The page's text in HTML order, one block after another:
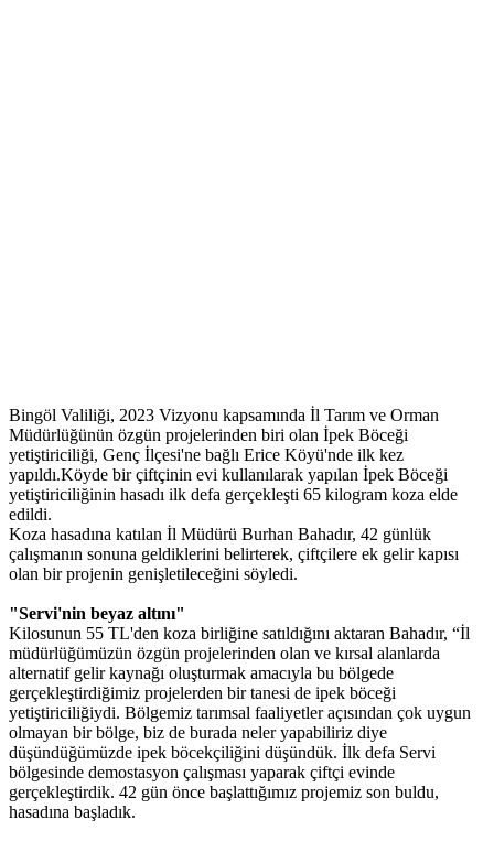
Bingöl Valiliği, 2023 Vizyonu kapsamında İl Tarım ve Orman
Müdürlüğünün özgün projelerinden biri olan İpek Böceği
yetiştiriciliği, Genç İlçesi'ne bağlı Erice Köyü'nde ilk kez
yapıldı.Köyde bir çiftçinin evi kullanılarak yapılan İpek Böceği
yetiştiriciliğinin hasadı ilk defa gerçekleşti 65 kilogram koza elde
edildi.
Koza hasadına katılan İl Müdürü Burhan Bahadır, 42 günlük
çalışmanın sonuna geldiklerini belirterek, çiftçilere ek gelir kapısı
olan bir projenin genişletileceğini söyledi.
"Servi'nin beyaz altını"
Kilosunun 55 TL'den koza birliğine satıldığını aktaran Bahadır, “İl
müdürlüğümüzün özgün projelerinden olan ve kırsal alanlarda
alternatif gelir kaynağı oluşturmak amacıyla bu bölgede
gerçekleştirdiğimiz projelerden bir tanesi de ipek böceği
yetiştiriciliğiydi. Bölgemiz tarımsal faaliyetler açısından çok uygun
olmayan bir bölge, biz de burada neler yapabiliriz diye
düşündüğümüzde ipek böcekçiliğini düşündük. İlk defa Servi
bölgesinde demostasyon çalışması yaparak çiftçi evinde
gerçekleştirdik. 42 gün önce başlattığımız projemiz son buldu,
hasadına başladık.